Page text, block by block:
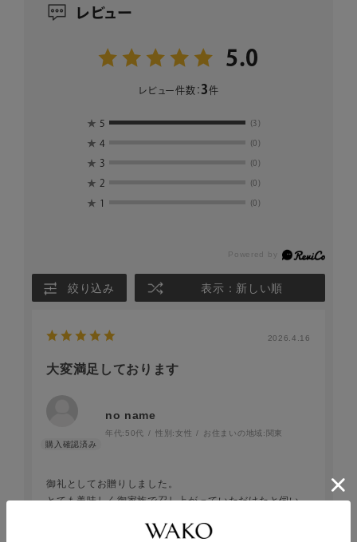
レビュー
5.0
レビュー件数： 3件
★ 5 (3)
★ 4 (0)
★ 3 (0)
★ 2 (0)
★ 1 (0)
絞り込み 表示：新しい順
2026.4.16
大変満足しております
no name
年代: 50代 性別:女性 お住まいの地域: 関東
御礼としてお贈りしました。
とても美味しく御家族で召し上がっていただけたと伺い、
問合せにも丁寧に御対応いただきありがとうございまし